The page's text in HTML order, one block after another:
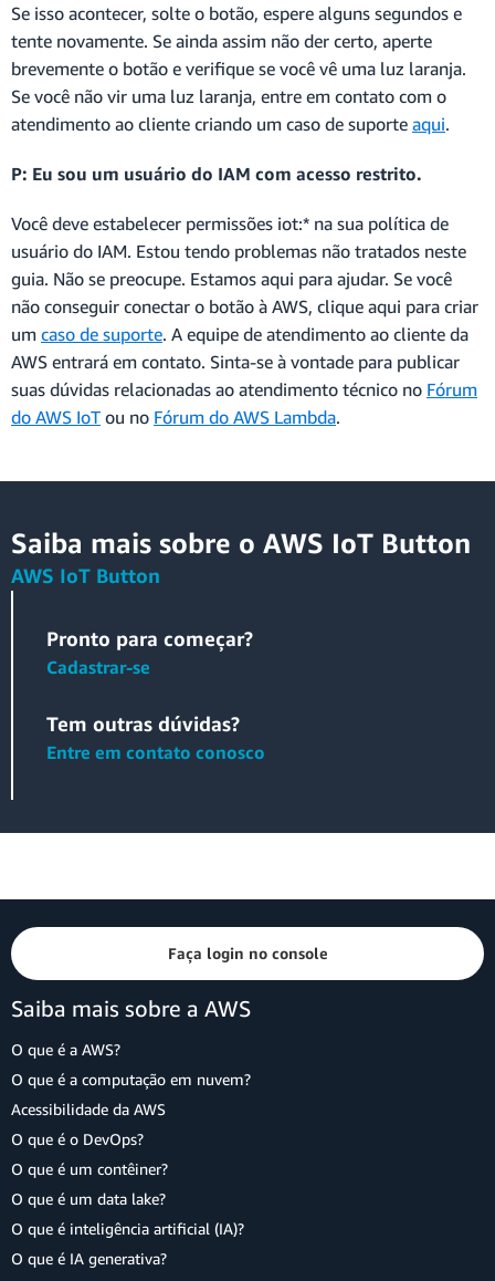
Se isso acontecer, solte o botão, espere alguns segundos e
tente novamente. Se ainda assim não der certo, aperte
brevemente o botão e verifique se você vê uma luz laranja.
Se você não vir uma luz laranja, entre em contato com o
atendimento ao cliente criando um caso de suporte aqui.
P: Eu sou um usuário do IAM com acesso restrito.
Você deve estabelecer permissões iot:* na sua política de
usuário do IAM. Estou tendo problemas não tratados neste
guia. Não se preocupe. Estamos aqui para ajudar. Se você
não conseguir conectar o botão à AWS, clique aqui para criar
um caso de suporte. A equipe de atendimento ao cliente da
AWS entrará em contato. Sinta-se à vontade para publicar
suas dúvidas relacionadas ao atendimento técnico no Fórum
do AWS IoT ou no Fórum do AWS Lambda.
Saiba mais sobre o AWS IoT Button
AWS IoT Button
Pronto para começar?
Cadastrar-se
Tem outras dúvidas?
Entre em contato conosco
Faça login no console
Saiba mais sobre a AWS
O que é a AWS?
O que é a computação em nuvem?
Acessibilidade da AWS
O que é o DevOps?
O que é um contêiner?
O que é um data lake?
O que é inteligência artificial (IA)?
O que é IA generativa?